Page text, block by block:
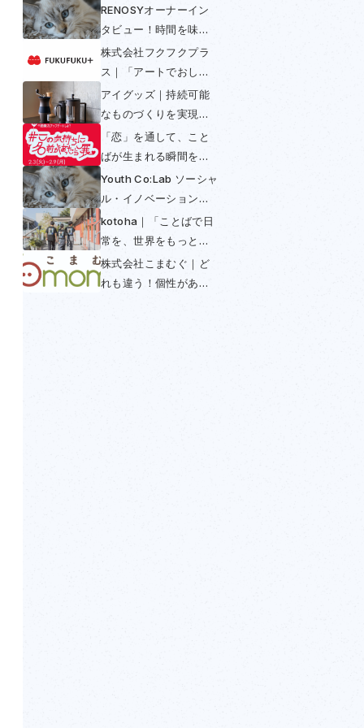
RENOSYオーナーイン
タビュー！時間を味方
につける〜不動産投資
は早めの年金〜
株式会社フクフクプラ
ス｜「アートでおしゃ
べり」して多様性と包
括を実現
アイグッズ｜持続可能
なものづくりを実現！
コーヒーからできたコ
ーヒー好きのための
「恋」を通して、こと
ばが生まれる瞬間を感
じられる展示──「この
気持ちに名前があった
ら展」開催初日レポー
ト
Youth Co:Lab ソーシャ
ル・イノベーション・
チャレンジ日本大会
2025
kotoha｜「ことばで日
常を、世界をもっと豊
かに」を掲げ「翻訳で
きないことば」との出
株式会社こまむぐ｜ど
れも違う！個性がある